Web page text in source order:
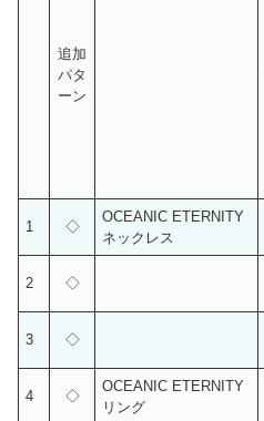
追加
パタ
ーン
1 ◇
OCEANIC ETERNITY
ネックレス
2 ◇
3 ◇
4 ◇
OCEANIC ETERNITY
リング